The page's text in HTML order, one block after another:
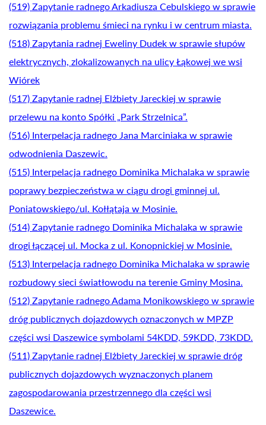
(519) Zapytanie radnego Arkadiusza Cebulskiego w sprawie
rozwiązania problemu śmieci na rynku i w centrum miasta.
(518) Zapytania radnej Eweliny Dudek w sprawie słupów
elektrycznych, zlokalizowanych na ulicy Łąkowej we wsi
Wiórek
(517) Zapytanie radnej Elżbiety Jareckiej w sprawie
przelewu na konto Spółki „Park Strzelnica”.
(516) Interpelacja radnego Jana Marciniaka w sprawie
odwodnienia Daszewic.
(515) Interpelacja radnego Dominika Michalaka w sprawie
poprawy bezpieczeństwa w ciągu drogi gminnej ul.
Poniatowskiego/ul. Kołłątaja w Mosinie.
(514) Zapytanie radnego Dominika Michalaka w sprawie
drogi łączącej ul. Mocka z ul. Konopnickiej w Mosinie.
(513) Interpelacja radnego Dominika Michalaka w sprawie
rozbudowy sieci światłowodu na terenie Gminy Mosina.
(512) Zapytanie radnego Adama Monikowskiego w sprawie
dróg publicznych dojazdowych oznaczonych w MPZP
części wsi Daszewice symbolami 54KDD, 59KDD, 73KDD.
(511) Zapytanie radnej Elżbiety Jareckiej w sprawie dróg
publicznych dojazdowych wyznaczonych planem
zagospodarowania przestrzennego dla części wsi
Daszewice.